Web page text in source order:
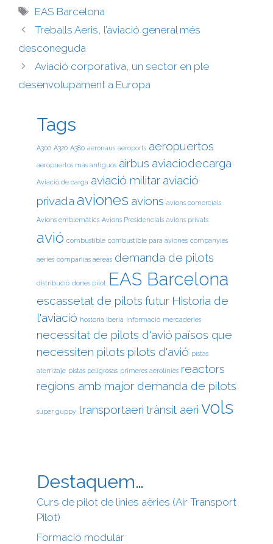
EAS Barcelona
Treballs Aeris, l’aviació general més
desconeguda
Aviació corporativa, un sector en ple
desenvolupament a Europa
Tags
A300 A320 A380 aeronaus aeroports aeropuertos
aeropuertos más antiguos airbus aviaciodecarga
Aviació de carga aviació militar aviació
privada aviones avions avions comercials
Avions emblemàtics Avions Presidencials avions privats
avió combustible combustible para aviones companyies
aèries compañías aéreas demanda de pilots
distribució dones pilot EAS Barcelona
escassetat de pilots futur Historia de
l'aviació hostoria Iberia informació mercaderies
necessitat de pilots d'avió països que
necessiten pilots pilots d'avió pistas
aterrizaje pistas peligrosas primeres aerolínies reactors
regions amb major demanda de pilots
super guppy transportaeri trànsit aeri vols
Destaquem…
Curs de pilot de línies aèries (Air Transport
Pilot)
Formació modular